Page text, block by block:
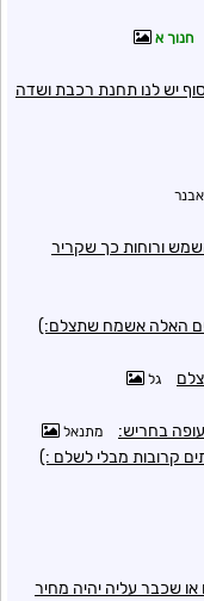
חנוך א
יש לנו תחנת רכבת ושדה
אבנר
ורוחות כך שקריר
האלה אשמח שתצלם:)
גל
בחריש: מתנאל
קרובות מבלי לשלם :)
שכבר עליה יהיה מחיר